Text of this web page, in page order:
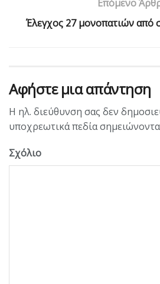
Επόμενο
Έλεγχος 27 μονοπατιών από
Αφήστε μια απάντηση
Η ηλ. διεύθυνση σας δεν
υποχρεωτικά πεδία
Σχόλιο